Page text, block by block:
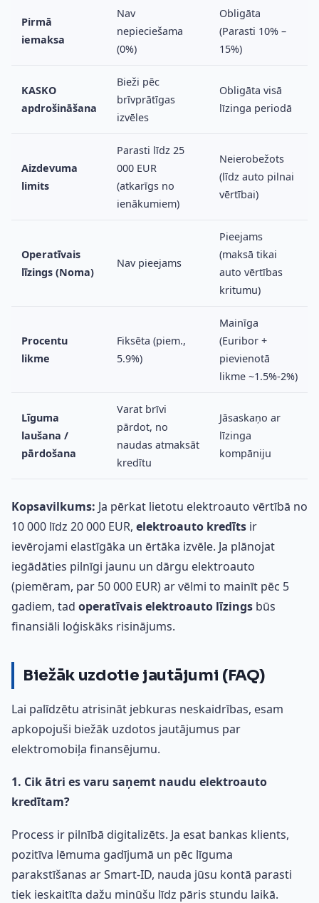
Pirmā
iemaksa
Nav
nepieciešama
(0%)
Obligāta
(Parasti 10% –
15%)
KASKO
apdrošināšana
Bieži pēc
brīvprātīgas
izvēles
Obligāta visā
līzinga periodā
Aizdevuma
limits
Parasti līdz 25
000 EUR
(atkarīgs no
ienākumiem)
Neierobežots
(līdz auto pilnai
vērtībai)
Operatīvais
līzings (Noma)
Nav pieejams
Pieejams
(maksā tikai
auto vērtības
kritumu)
Procentu
likme
Fiksēta (piem.,
5.9%)
Mainīga
(Euribor +
pievienotā
likme ~1.5%-2%)
Līguma
laušana /
pārdošana
Varat brīvi
pārdot, no
naudas atmaksāt
kredītu
Jāsaskaņo ar
līzinga
kompāniju
Kopsavilkums: Ja pērkat lietotu elektroauto vērtībā no
10 000 līdz 20 000 EUR, elektroauto kredīts ir
ievērojami elastīgāka un ērtāka izvēle. Ja plānojat
iegādāties pilnīgi jaunu un dārgu elektroauto
(piemēram, par 50 000 EUR) ar vēlmi to mainīt pēc 5
gadiem, tad operatīvais elektroauto līzings būs
finansiāli loģiskāks risinājums.
Biežāk uzdotie jautājumi (FAQ)
Lai palīdzētu atrisināt jebkuras neskaidrības, esam
apkopojuši biežāk uzdotos jautājumus par
elektromobiļa finansējumu.
1. Cik ātri es varu saņemt naudu elektroauto
kredītam?
Process ir pilnībā digitalizēts. Ja esat bankas klients,
pozitīva lēmuma gadījumā un pēc līguma
parakstīšanas ar Smart-ID, nauda jūsu kontā parasti
tiek ieskaitīta dažu minūšu līdz pāris stundu laikā.